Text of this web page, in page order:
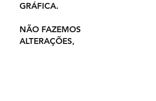
GRÁFICA.
NÃO FAZEMOS
ALTERAÇÕES,